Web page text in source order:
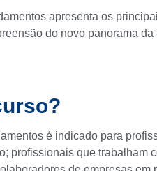
apresenta os
do novo panorama
é indicado para
profissionais que trabalham